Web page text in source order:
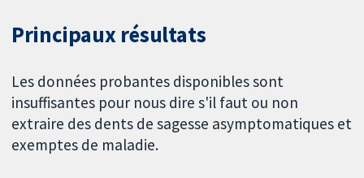
Principaux résultats
Les données probantes disponibles sont
insuffisantes pour nous dire s'il faut ou non
extraire des dents de sagesse asymptomatiques et
exemptes de maladie.